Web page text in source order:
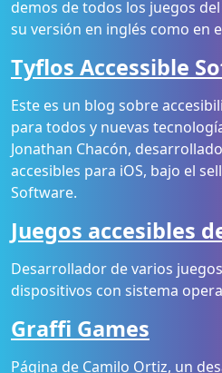
demos de todos los juegos
su versión en inglés como en
Tyflos Accessible
Este es un blog sobre
para todos y nuevas
Jonathan Chacón,
accesibles para iOS, bajo el
Software.
Juegos accesibles
Desarrollador de varios
dispositivos con sistema
Graffi Games
Página de Camilo Ortiz, un